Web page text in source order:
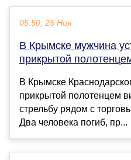
05:50, 25 Ноя
В Крымске мужчина
прикрытой
В Крымске
прикрытой полотенцем
стрельбу рядом с
Два человека погиб, пр...